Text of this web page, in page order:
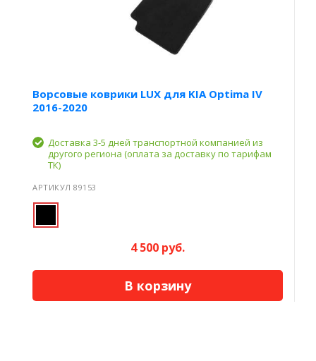
Ворсовые коврики LUX для KIA Optima IV
2016-2020
Доставка 3-5 дней транспортной компанией из
другого региона (оплата за доставку по тарифам
ТК)
АРТИКУЛ 89153
4 500 руб.
В корзину